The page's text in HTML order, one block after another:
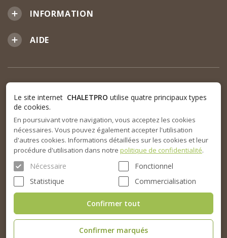
INFORMATION
AIDE
Le site internet CHALETPRO utilise quatre principaux types
de cookies.
En poursuivant votre navigation, vous acceptez les cookies
nécessaires. Vous pouvez également accepter l'utilisation
d'autres cookies. Informations détaillées sur les cookies et leur
procédure d'utilisation dans notre politique de confidentialité.
Nécessaire
Fonctionnel
Statistique
Commercialisation
Confirmer marqués
Confirmer tout